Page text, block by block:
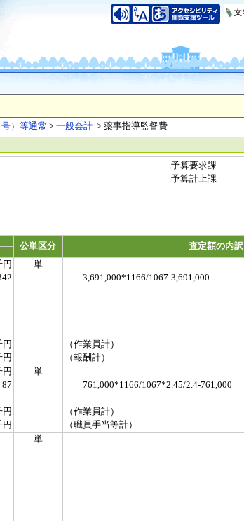
）等通常 > 一般会計 > 薬事指導監督費
予算要求課
予算計上課
公単区分 査定額の内訳
円 単
3,691,000*1166/1067-3,691,000
円 （作業員計）
円 （報酬計）
円 単
87 761,000*1166/1067*2.45/2.4-761,000
円 （作業員計）
円 （職員手当等計）
単